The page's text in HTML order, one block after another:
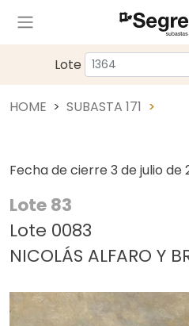
Lote
HOME SUBASTA 171
Fecha de cierre 3 de julio de
Lote 83
Lote 0083
NICOLÁS ALFARO Y